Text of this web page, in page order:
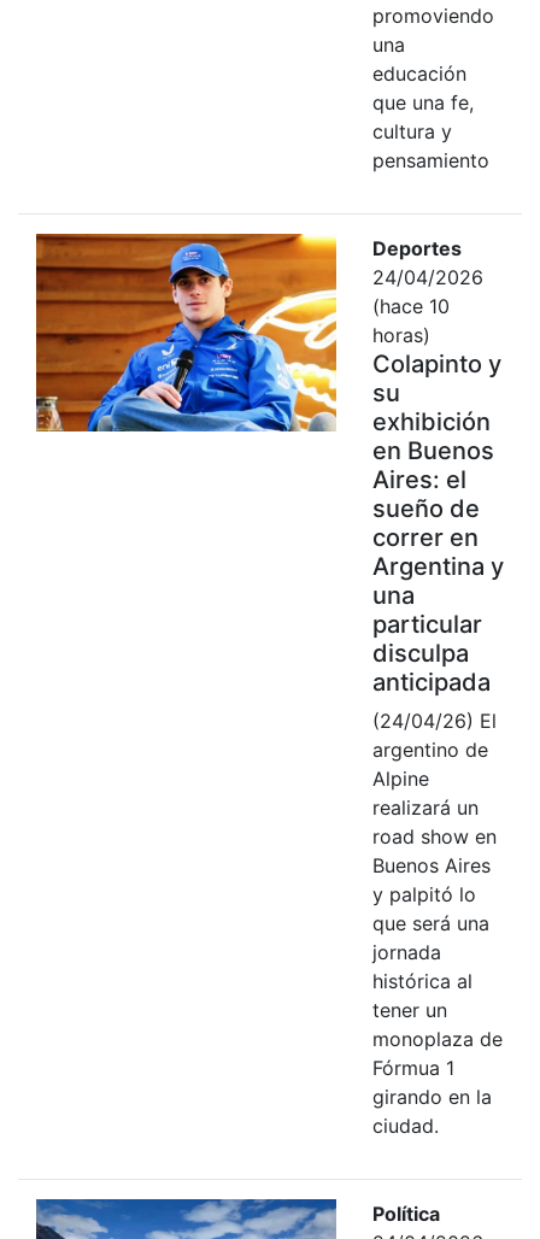
promoviendo
una
educación
que una fe,
cultura y
pensamiento
Deportes
24/04/2026
(hace 10
horas)
Colapinto y
su
exhibición
en Buenos
Aires: el
sueño de
correr en
Argentina y
una
particular
disculpa
anticipada
(24/04/26) El
argentino de
Alpine
realizará un
road show en
Buenos Aires
y palpitó lo
que será una
jornada
histórica al
tener un
monoplaza de
Fórmua 1
girando en la
ciudad.
Política